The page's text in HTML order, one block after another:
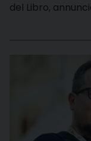
del Libro,